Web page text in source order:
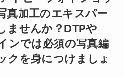
真加工のエキスパー
ませんか？DTPや
ンでは必須の写真編
クを身につけましょ